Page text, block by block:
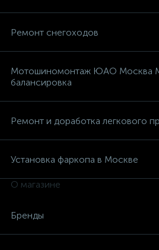
Ремонт снегоходов
Мотошиномонтаж ЮАО
балансировка
Ремонт и доработка легкового
Установка фаркопа в Москве
О магазине
Бренды